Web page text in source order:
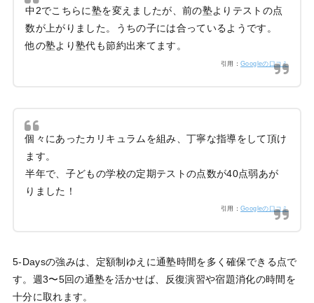
中2でこちらに塾を変えましたが、前の塾よりテストの点
数が上がりました。うちの子には合っているようです。
他の塾より塾代も節約出来てます。
引用：Googleの口コミ
個々にあったカリキュラムを組み、丁寧な指導をして頂け
ます。
半年で、子どもの学校の定期テストの点数が40点弱あが
りました！
引用：Googleの口コミ
5-Daysの強みは、定額制ゆえに通塾時間を多く確保できる点で
す。週3〜5回の通塾を活かせば、反復演習や宿題消化の時間を
十分に取れます。